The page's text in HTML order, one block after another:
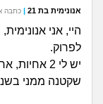
אנונימית בת 21 | כתבה את
היי, אני
לפרוק.
יש לי 2
שקטנה ממני